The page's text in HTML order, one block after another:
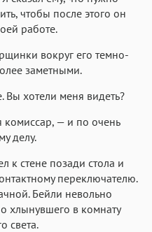
чтобы после этого он
работе.
вокруг его темно-
заметными.
Вы хотели меня видеть?
— и по очень
делу.
к стене позади стола и
переключателю.
Бейли невольно
хлынувшего в комнату
света.